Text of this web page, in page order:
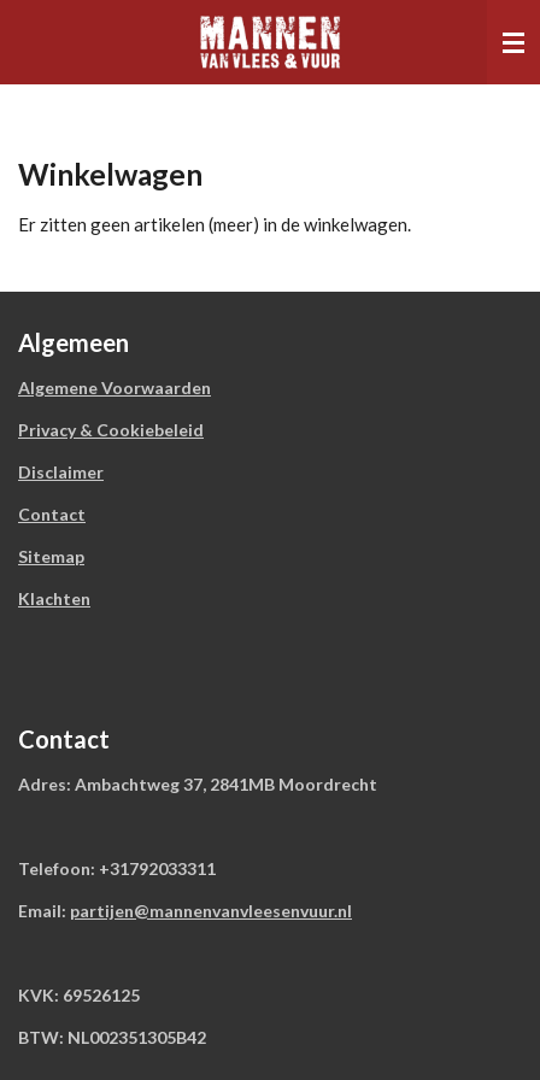
Winkelwagen
Er zitten geen artikelen (meer) in de winkelwagen.
Algemeen
Algemene Voorwaarden
Privacy & Cookiebeleid
Disclaimer
Contact
Sitemap
Klachten
Contact
Adres: Ambachtweg 37, 2841MB Moordrecht
Telefoon: +31792033311
Email: partijen@mannenvanvleesenvuur.nl
KVK: 69526125
BTW: NL002351305B42